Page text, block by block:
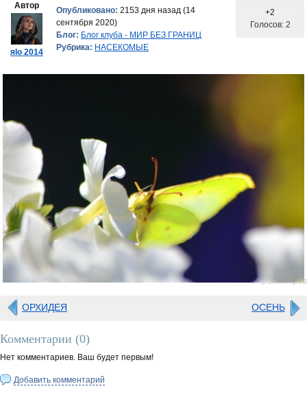
Автор
яlo 2014
Опубликовано: 2153 дня назад (14
сентября 2020)
Блог: Блог клуба - МИР БЕЗ ГРАНИЦ
Рубрика: НАСЕКОМЫЕ
+2
Голосов: 2
0 просмотров
ОРХИДЕЯ ОСЕНЬ
Комментарии (0)
Нет комментариев. Ваш будет первым!
Добавить комментарий